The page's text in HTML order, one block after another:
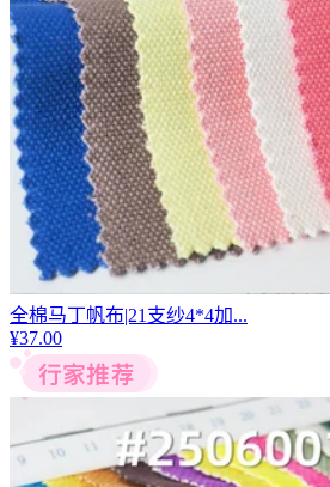
全棉马丁帆布|21支纱4*4加...
¥37.00